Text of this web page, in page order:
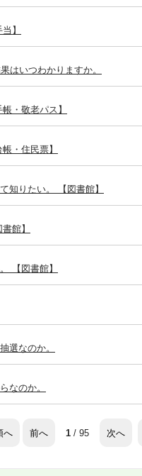
】
はいつわかりますか。
・敬老パス】
・住民票】
知りたい。 【図書館】
館】
【図書館】
選なのか。
なのか。
へ 前へ 1/ 95 次へ